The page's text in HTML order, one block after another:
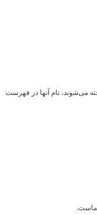
می‌شوند، نام آنها در فهرست
ماست.